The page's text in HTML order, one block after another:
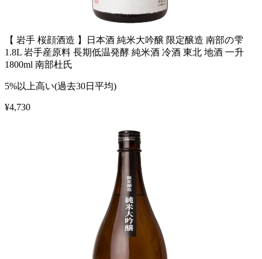
【 岩手 桜顔酒造 】日本酒 純米大吟醸 限定醸造 南部の雫
1.8L 岩手産原料 長期低温発酵 純米酒 冷酒 東北 地酒 一升
1800ml 南部杜氏
5%以上高い(過去30日平均)
¥4,730